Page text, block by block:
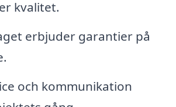
kvalitet.
erbjuder garantier på
och kommunikation